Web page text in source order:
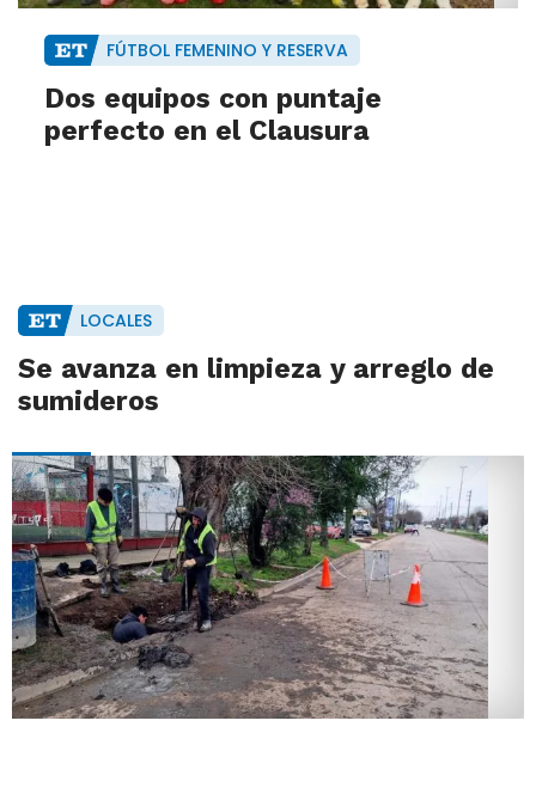
FÚTBOL FEMENINO Y RESERVA
Dos equipos con puntaje
perfecto en el Clausura
LOCALES
Se avanza en limpieza y arreglo de
sumideros